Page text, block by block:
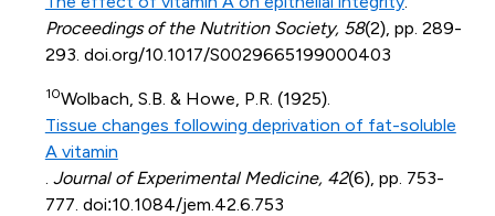
Proceedings of the Nutrition Society, 58(2), pp. 289-
293. doi.org/10.1017/S0029665199000403
10Wolbach, S.B. & Howe, P.R. (1925).
Tissue changes following deprivation of fat-soluble
A vitamin
Journal of Experimental Medicine, 42(6), pp. 753-
777. doi:10.1084/jem.42.6.753